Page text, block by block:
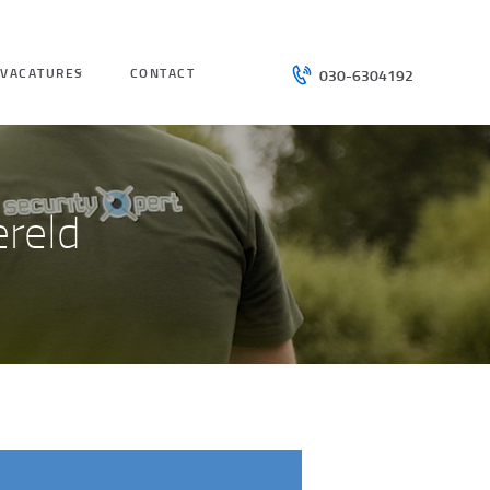
VACATURES CONTACT 030-6304192